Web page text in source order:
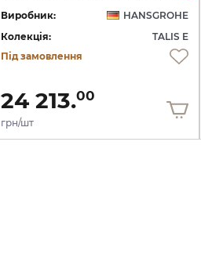
Виробник:
HANSGROHE
Колекція:
TALIS E
Під замовлення
24 213.00
грн/шт